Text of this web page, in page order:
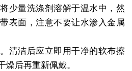
少量洗涤剂溶解于温水中，然
表面，注意不要让水渗入金属
洁后应立即用干净的软布擦
燥后再重新佩戴。